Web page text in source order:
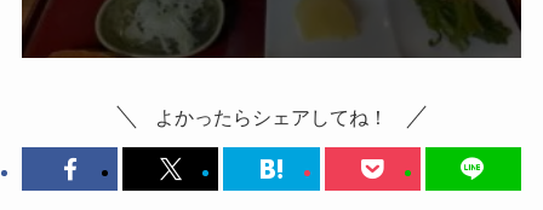
よかったらシェアしてね！